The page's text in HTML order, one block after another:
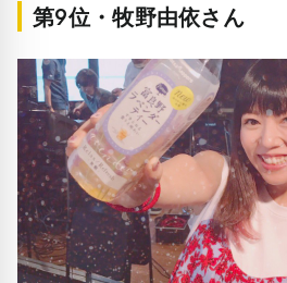
第9位・牧野由依さん